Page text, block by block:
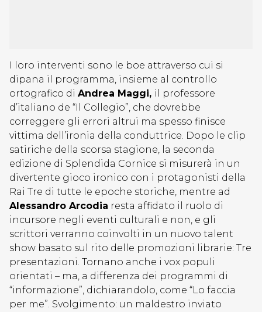
I loro interventi sono le boe attraverso cui si
dipana il programma, insieme al controllo
ortografico di Andrea Maggi, il professore
d’italiano de “Il Collegio”, che dovrebbe
correggere gli errori altrui ma spesso finisce
vittima dell’ironia della conduttrice. Dopo le clip
satiriche della scorsa stagione, la seconda
edizione di Splendida Cornice si misurerà in un
divertente gioco ironico con i protagonisti della
Rai Tre di tutte le epoche storiche, mentre ad
Alessandro Arcodia resta affidato il ruolo di
incursore negli eventi culturali e non, e gli
scrittori verranno coinvolti in un nuovo talent
show basato sul rito delle promozioni librarie: Tre
presentazioni. Tornano anche i vox populi
orientati – ma, a differenza dei programmi di
“informazione”, dichiarandolo, come “Lo faccia
per me”. Svolgimento: un maldestro inviato